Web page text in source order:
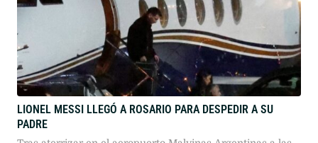
LIONEL MESSI LLEGÓ A ROSARIO PARA DESPEDIR A SU
PADRE